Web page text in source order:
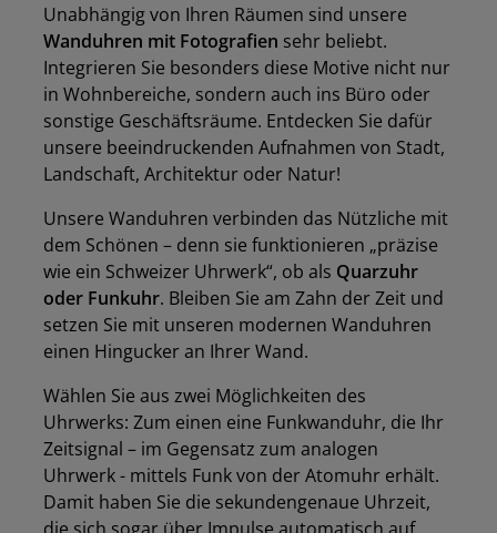
Unabhängig von Ihren Räumen sind unsere
Wanduhren mit Fotografien sehr beliebt.
Integrieren Sie besonders diese Motive nicht nur
in Wohnbereiche, sondern auch ins Büro oder
sonstige Geschäftsräume. Entdecken Sie dafür
unsere beeindruckenden Aufnahmen von Stadt,
Landschaft, Architektur oder Natur!
Unsere Wanduhren verbinden das Nützliche mit
dem Schönen – denn sie funktionieren „präzise
wie ein Schweizer Uhrwerk“, ob als Quarzuhr
oder Funkuhr. Bleiben Sie am Zahn der Zeit und
setzen Sie mit unseren modernen Wanduhren
einen Hingucker an Ihrer Wand.
Wählen Sie aus zwei Möglichkeiten des
Uhrwerks: Zum einen eine Funkwanduhr, die Ihr
Zeitsignal – im Gegensatz zum analogen
Uhrwerk - mittels Funk von der Atomuhr erhält.
Damit haben Sie die sekundengenaue Uhrzeit,
die sich sogar über Impulse automatisch auf